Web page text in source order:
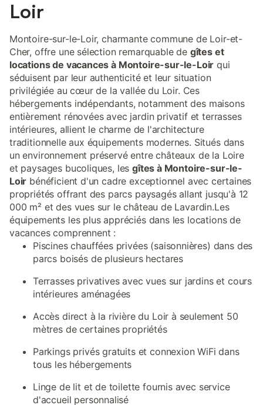
Loir
Montoire-sur-le-Loir, charmante commune de Loir-et-
Cher, offre une sélection remarquable de gîtes et
locations de vacances à Montoire-sur-le-Loir qui
séduisent par leur authenticité et leur situation
privilégiée au cœur de la vallée du Loir. Ces
hébergements indépendants, notamment des maisons
entièrement rénovées avec jardin privatif et terrasses
intérieures, allient le charme de l'architecture
traditionnelle aux équipements modernes. Situés dans
un environnement préservé entre châteaux de la Loire
et paysages bucoliques, lesgîtes à Montoire-sur-le-
Loir bénéficient d'un cadre exceptionnel avec certaines
propriétés offrant des parcs paysagés allant jusqu'à 12
000 m² et des vues sur le château de Lavardin.Les
équipements les plus appréciés dans les locations de
vacances comprennent :
Piscines chauffées privées (saisonnières) dans des
parcs boisés de plusieurs hectares
Terrasses privatives avec vues sur jardins et cours
intérieures aménagées
Accès direct à la rivière du Loir à seulement 50
mètres de certaines propriétés
Parkings privés gratuits et connexion WiFi dans
tous les hébergements
Linge de lit et de toilette fournis avec service
d'accueil personnalisé